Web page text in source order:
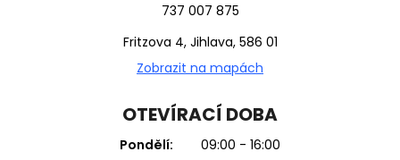
737 007 875
Fritzova 4, Jihlava, 586 01
Zobrazit na mapách
OTEVÍRACÍ DOBA
Pondělí:
09:00 - 16:00